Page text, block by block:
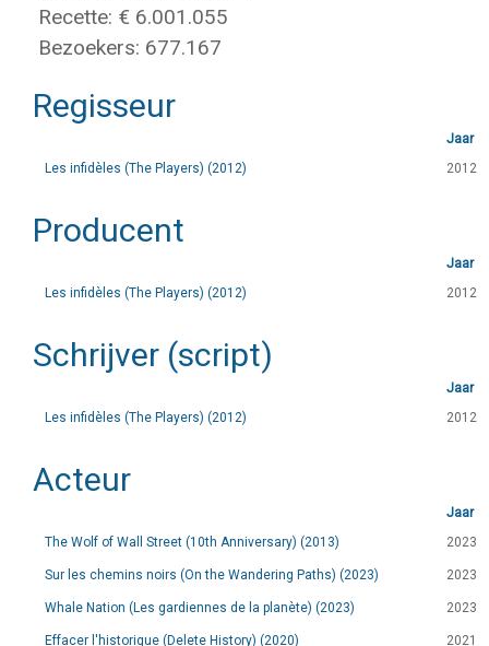
Recette: € 6.001.055
Bezoekers: 677.167
Regisseur
Jaar
Les infidèles (The Players) (2012)
2012
Producent
Jaar
Les infidèles (The Players) (2012)
2012
Schrijver (script)
Jaar
Les infidèles (The Players) (2012)
2012
Acteur
Jaar
The Wolf of Wall Street (10th Anniversary) (2013)
2023
Sur les chemins noirs (On the Wandering Paths) (2023) 2023
Whale Nation (Les gardiennes de la planète) (2023) 2023
Effacer l'historique (Delete History) (2020) 2021